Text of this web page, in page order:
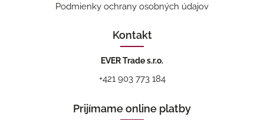
Podmienky ochrany osobných údajov
Kontakt
EVER Trade s.r.o.
+421 903 773 184
Prijímame online platby